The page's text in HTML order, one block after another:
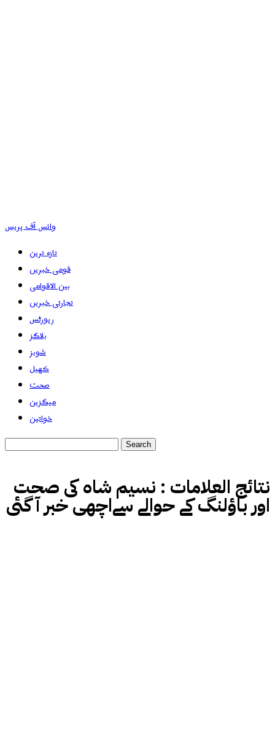
وائس آف پریس
تازہ ترین
قومی خبریں
بین الاقوامی
تجارتی خبریں
رپورٹس
بلاگز
شوبز
کھیل
صحت
میگزین
خواتین
نتائج العلامات : نسیم شاہ کی صحت
اور باؤلنگ کے حوالے سےاچھی خبر آ گئی